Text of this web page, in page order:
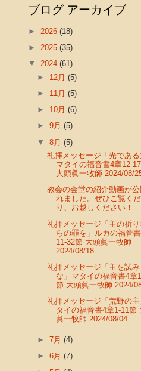
ブログ アーカイブ
► 2026 (18)
► 2025 (35)
▼ 2024 (61)
► 12月(5)
► 11月(5)
► 10月(6)
►9月(5)
▼8月(5)
礼拝メッセージ「光である
マタイの福音書4章12-
大頭眞一牧師 2024/08/
教会の会堂の紹介動画が公
れました。ぜひご覧くだ
り、お越しください！
礼拝メッセージ「主の祈
らの罪を」ルカの福音
11-32節 大頭眞一牧師
2024/08/18
礼拝メッセージ「主を試み
な」マタイの福音書4章
節 大頭眞一牧師 2024/
礼拝メッセージ「荒野の主
タイの福音書4章1-11節
眞一牧師 2024/08/04
►7月(4)
►6月(7)